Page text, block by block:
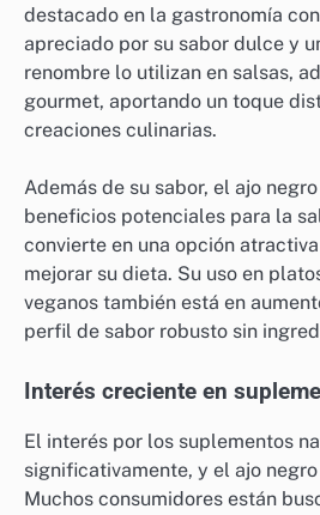
destacado en la gastronomía
apreciado por su sabor dulce y
renombre lo utilizan en salsas,
gourmet, aportando un toque
creaciones culinarias.
Además de su sabor, el ajo
beneficios potenciales para la
convierte en una opción
mejorar su dieta. Su uso en
veganos también está en
perfil de sabor robusto sin
Interés creciente en
El interés por los suplementos
significativamente, y el ajo
Muchos consumidores están